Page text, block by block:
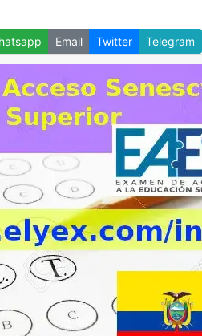
Email Twitter Telegram